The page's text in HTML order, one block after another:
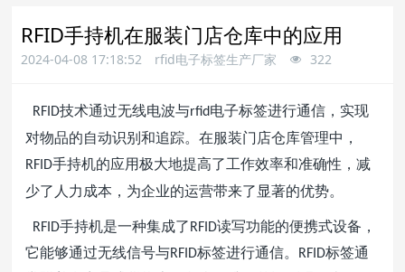
RFID手持机在服装门店仓库中的应用
2024-04-08 17:18:52 rfid电子标签生产厂家 322
RFID技术通过无线电波与rfid电子标签进行通信，实现
对物品的自动识别和追踪。在服装门店仓库管理中，
RFID手持机的应用极大地提高了工作效率和准确性，减
少了人力成本，为企业的运营带来了显著的优势。
RFID手持机是一种集成了 RFID读写功能的便携式设备，
它能够通过无线信号与RFID标签进行通信。 RFID标签通